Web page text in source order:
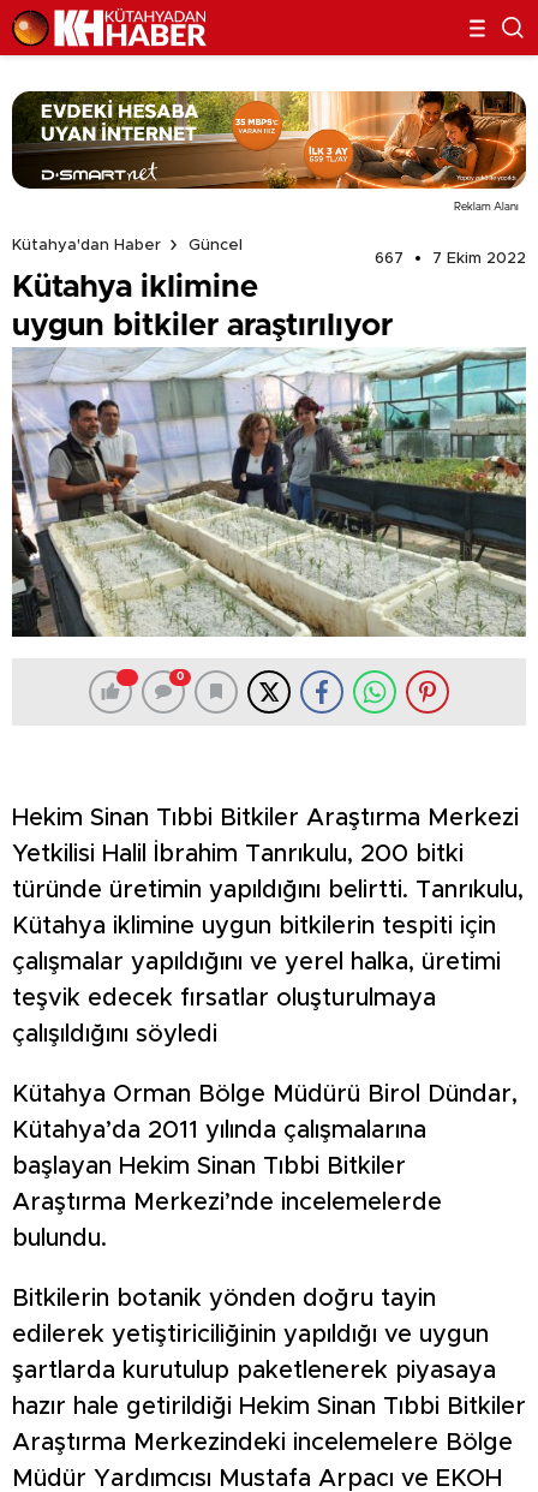
Reklam Alanı
Kütahya'dan Haber
Güncel
667
7 Ekim 2022
Kütahya iklimine
uygun bitkiler araştırılıyor
0
Hekim Sinan Tıbbi Bitkiler Araştırma Merkezi
Yetkilisi Halil İbrahim Tanrıkulu, 200 bitki
türünde üretimin yapıldığını belirtti. Tanrıkulu,
Kütahya iklimine uygun bitkilerin tespiti için
çalışmalar yapıldığını ve yerel halka, üretimi
teşvik edecek fırsatlar oluşturulmaya
çalışıldığını söyledi
Kütahya Orman Bölge Müdürü Birol Dündar,
Kütahya’da 2011 yılında çalışmalarına
başlayan Hekim Sinan Tıbbi Bitkiler
Araştırma Merkezi’nde incelemelerde
bulundu.
Bitkilerin botanik yönden doğru tayin
edilerek yetiştiriciliğinin yapıldığı ve uygun
şartlarda kurutulup paketlenerek piyasaya
hazır hale getirildiği Hekim Sinan Tıbbi Bitkiler
Araştırma Merkezindeki incelemelere Bölge
Müdür Yardımcısı Mustafa Arpacı ve EKOH